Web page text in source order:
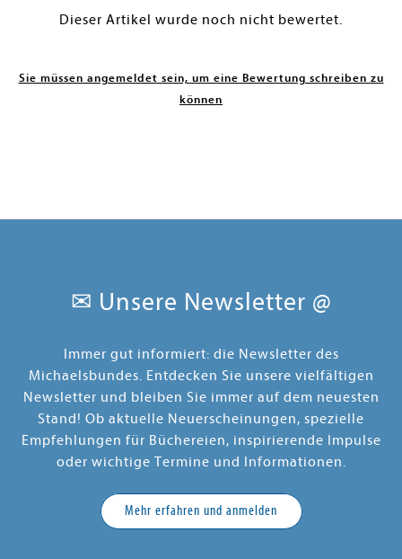
Dieser Artikel wurde noch nicht bewertet.
Sie müssen angemeldet sein, um eine Bewertung schreiben zu
können
✉ Unsere Newsletter @
Immer gut informiert: die Newsletter des
Michaelsbundes. Entdecken Sie unsere vielfältigen
Newsletter und bleiben Sie immer auf dem neuesten
Stand! Ob aktuelle Neuerscheinungen, spezielle
Empfehlungen für Büchereien, inspirierende Impulse
oder wichtige Termine und Informationen.
Mehr erfahren und anmelden